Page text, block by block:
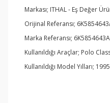
Markası; ITHAL - Eş Değer
Orijinal Referansı;
Marka Referansı;
Kullanıldığı Araçlar; Polo
Kullanıldığı Model Yılları;